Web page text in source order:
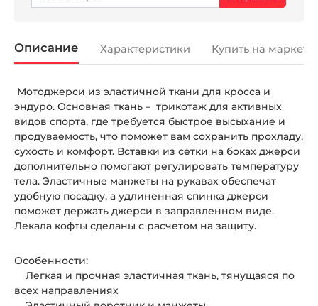
Описание Характеристики Купить на
Мотоджерси из эластичной ткани для кросса и
эндуро. Основная ткань – трикотаж для активных
видов спорта, где требуется быстрое высыхание и
продуваемость, что поможет вам сохранить прохладу,
сухость и комфорт. Вставки из сетки на боках джерси
дополнительно помогают регулировать температуру
тела. Эластичные манжеты на рукавах обеспечат
удобную посадку, а удлиненная спинка джерси
поможет держать джерси в заправленном виде.
Лекала кофты сделаны с расчетом на защиту.
Особенности:
Легкая и прочная эластичная ткань, тянущаяся по
всех направлениях